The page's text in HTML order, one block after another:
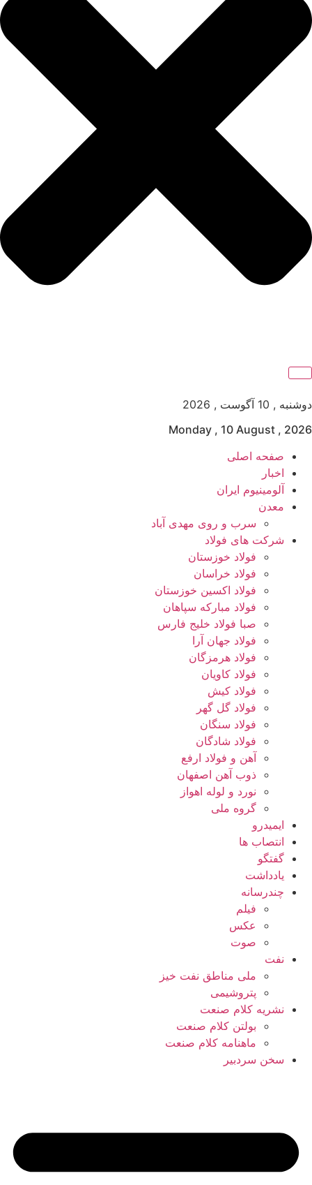
دوشنبه , 10 آگوست , 2026
Monday , 10 August , 2026
صفحه اصلی
اخبار
آلومینیوم ایران
معدن
سرب و روی مهدی آباد
شرکت های فولاد
فولاد خوزستان
فولاد خراسان
فولاد اکسین خوزستان
فولاد مبارکه سپاهان
صبا فولاد خلیج فارس
فولاد جهان آرا
فولاد هرمزگان
فولاد کاویان
فولاد کیش
فولاد گل گهر
فولاد سنگان
فولاد شادگان
آهن و فولاد ارفع
ذوب آهن اصفهان
نورد و لوله اهواز
گروه ملی
ایمیدرو
انتصاب ها
گفتگو
یادداشت
چندرسانه
فیلم
عکس
صوت
نفت
ملی مناطق نفت خیز
پتروشیمی
نشریه کلام صنعت
بولتن کلام صنعت
ماهنامه کلام صنعت
سخن سردبیر